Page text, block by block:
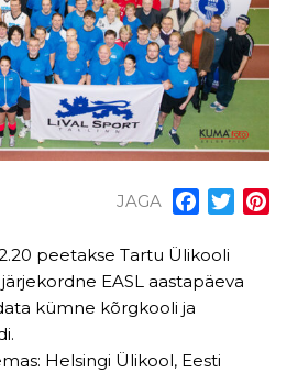
JAGA Facebook
peetakse Tartu Ülikooli
EASL aastapäeva
kümne kõrgkooli ja
Helsingi Ülikool, Eesti